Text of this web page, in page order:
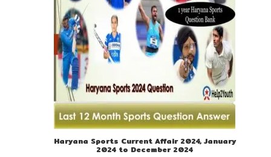
Haryana Sports Current Affair 2024, January
2024 to December 2024